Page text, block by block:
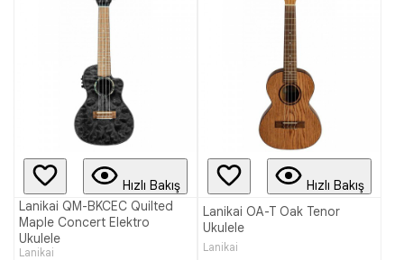
Hızlı Bakış
Lanikai QM-BKCEC Quilted
Maple Concert Elektro
Ukulele
Lanikai
Hızlı Bakış
Lanikai OA-T Oak Tenor
Ukulele
Lanikai